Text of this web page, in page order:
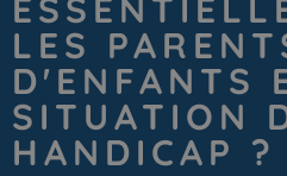
LES
D'ENFANTS
SITUATION
HANDICAP ?